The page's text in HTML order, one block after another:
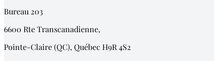
Bureau 203
6600 Rte Transcanadienne,
Pointe-Claire (QC), Québec H9R 4S2